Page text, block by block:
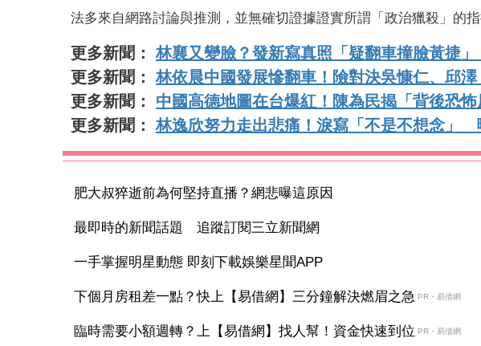
法多來自網路討論與推測，並無確切證據證實所謂「政治獵殺」的指
更多新聞：林襄又變臉？發新寫真照「疑翻車撞臉黃捷
更多新聞：林依晨中國發展慘翻車！險對決吳慷仁、邱
更多新聞： 中國高德地圖在台爆紅！陳為民揭「背後恐
更多新聞：林逸欣努力走出悲痛！淚寫「不是不想念」
肥大叔猝逝前為何堅持直播？網悲曝這原因
最即時的新聞話題 追蹤訂閱三立新聞網
一手掌握明星動態 即刻下載娛樂星聞APP
下個月房租差一點？快上【易借網】三分鐘解決燃眉之急 PR・易借網
臨時需要小額週轉？上【易借網】找人幫！資金快速到位 PR・易借網